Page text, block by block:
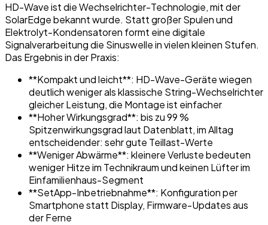
HD-Wave ist die Wechselrichter-Technologie, mit der
SolarEdge bekannt wurde. Statt großer Spulen und
Elektrolyt-Kondensatoren formt eine digitale
Signalverarbeitung die Sinuswelle in vielen kleinen Stufen.
Das Ergebnis in der Praxis:
**Kompakt und leicht**: HD-Wave-Geräte wiegen
deutlich weniger als klassische String-Wechselrichter
gleicher Leistung, die Montage ist einfacher
**Hoher Wirkungsgrad**: bis zu 99 %
Spitzenwirkungsgrad laut Datenblatt, im Alltag
entscheidender: sehr gute Teillast-Werte
**Weniger Abwärme**: kleinere Verluste bedeuten
weniger Hitze im Technikraum und keinen Lüfter im
Einfamilienhaus-Segment
**SetApp-Inbetriebnahme**: Konfiguration per
Smartphone statt Display, Firmware-Updates aus
der Ferne